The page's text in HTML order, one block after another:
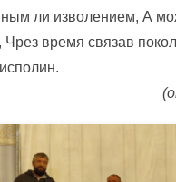
ли изволением, А
время связав